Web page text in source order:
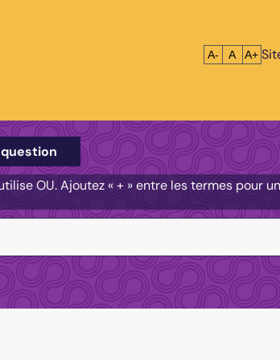
Réduire le
A- A A+
OU. Ajoutez « + » entre les termes pour